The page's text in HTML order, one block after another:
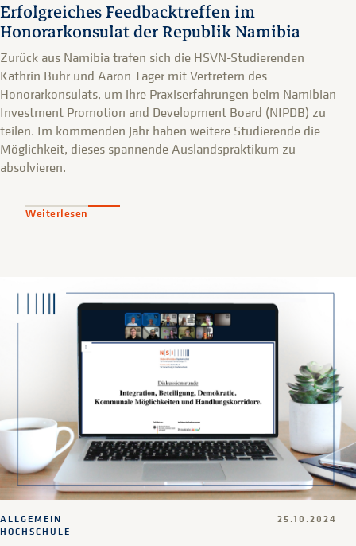
Erfolgreiches Feedbacktreffen im
Honorarkonsulat der Republik Namibia
Zurück aus Namibia trafen sich die HSVN-Studierenden
Kathrin Buhr und Aaron Täger mit Vertretern des
Honorarkonsulats, um ihre Praxiserfahrungen beim Namibian
Investment Promotion and Development Board (NIPDB) zu
teilen. Im kommenden Jahr haben weitere Studierende die
Möglichkeit, dieses spannende Auslandspraktikum zu
absolvieren.
Weiterlesen
ALLGEMEIN
HOCHSCHULE
25.10.2024